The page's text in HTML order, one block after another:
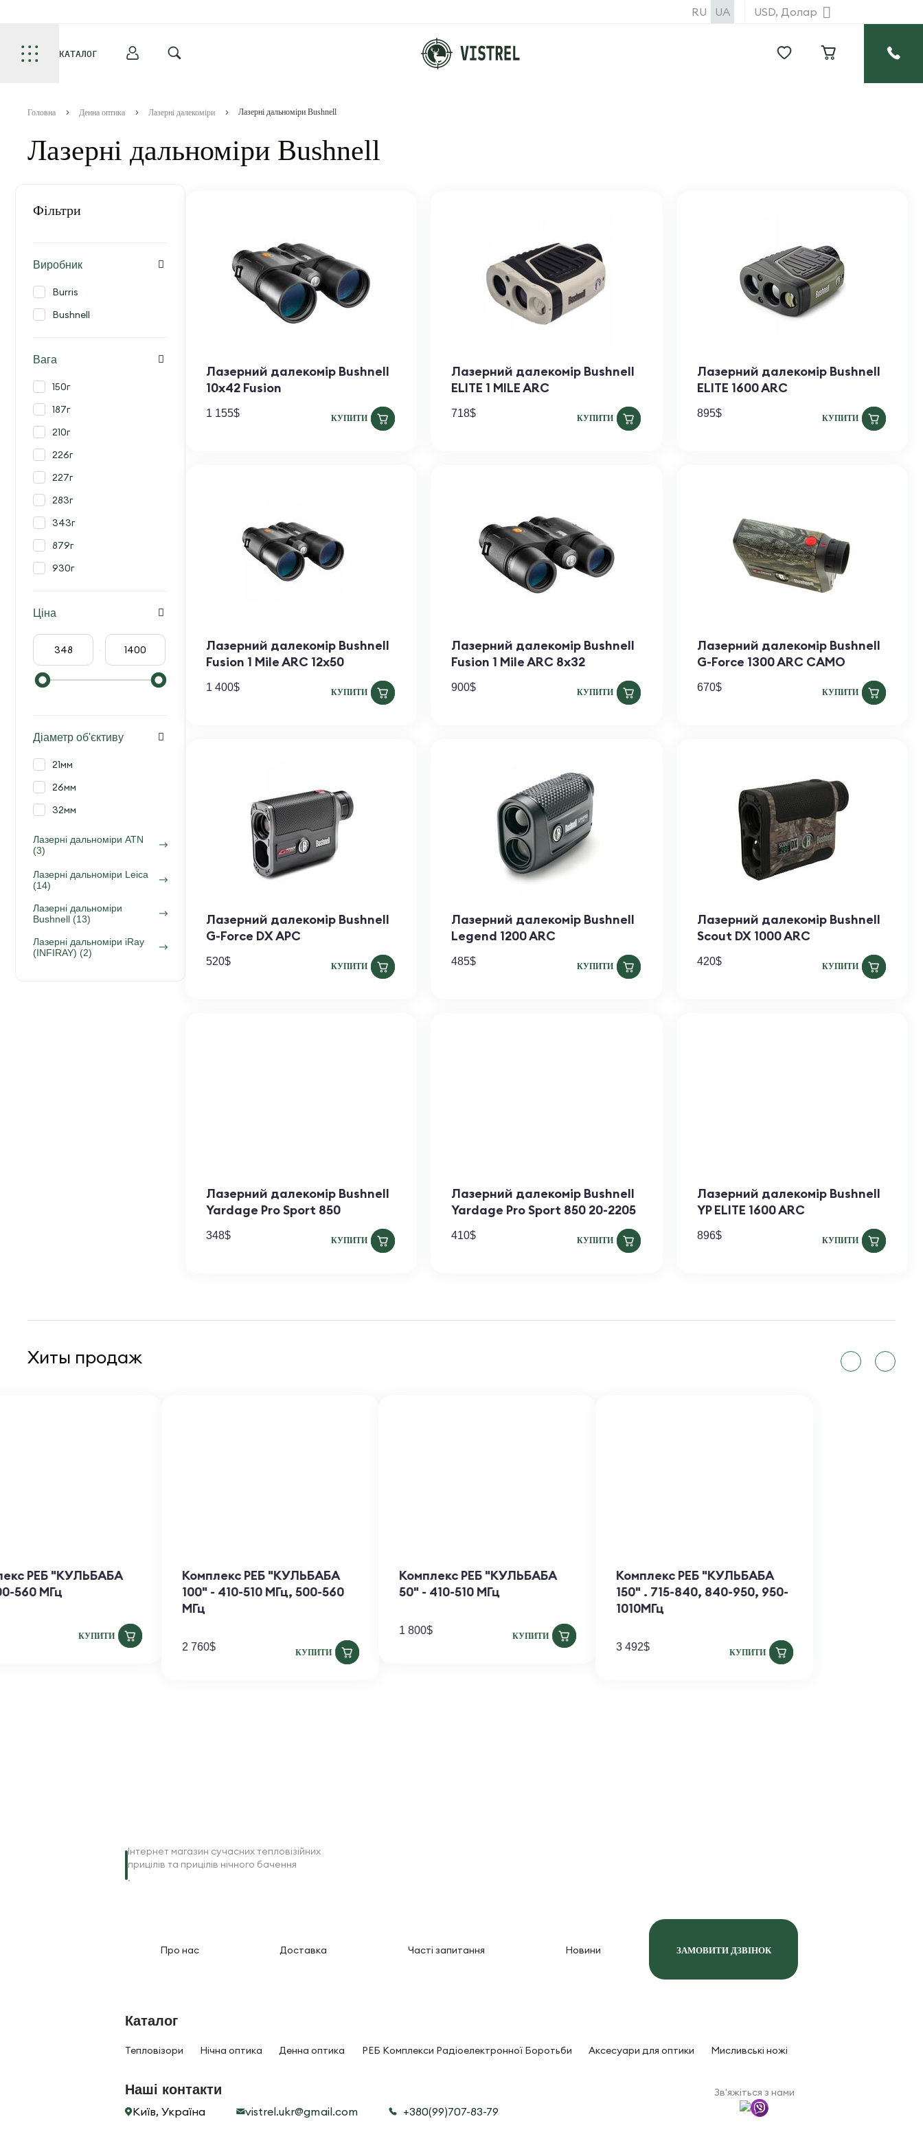
USD, Долар
RU UA
КАТАЛОГ
Головна Денна оптика Лазерні далекоміри Лазерні дальноміри Bushnell
Лазерні дальноміри Bushnell
Лазерний далекомір Bushnell
10х42 Fusion
1 155$ КУПИТИ
Лазерний далекомір Bushnell
ELITE 1 MILE ARC
718$ КУПИТИ
Лазерний далекомір Bushnell
ELITE 1600 ARC
895$ КУПИТИ
Лазерний далекомір Bushnell
Fusion 1 Mile ARC 12x50
1 400$ КУПИТИ
Лазерний далекомір Bushnell
Fusion 1 Mile ARC 8x32
900$ КУПИТИ
Лазерний далекомір Bushnell
G-Force 1300 ARC САМО
670$ КУПИТИ
Лазерний далекомір Bushnell
G-Force DХ АРС
520$ КУПИТИ
Лазерний далекомір Bushnell
Legend 1200 ARC
485$ КУПИТИ
Лазерний далекомір Bushnell
Scout DX 1000 ARC
420$ КУПИТИ
Лазерний далекомір Bushnell
Yardage Pro Sport 850
348$ КУПИТИ
Лазерний далекомір Bushnell
Yardage Pro Sport 850 20-2205
410$ КУПИТИ
Лазерний далекомір Bushnell
YP ELITE 1600 ARC
896$ КУПИТИ
Фільтри
Виробник
Burris
Bushnell
Вага
150г
187г
210г
226г
227г
283г
343г
879г
930г
Ціна
Діаметр об'єктиву
21мм
26мм
32мм
Лазерні дальноміри ATN
(3)
Лазерні дальноміри Leica
(14)
Лазерні дальноміри
Bushnell (13)
Лазерні дальноміри iRay
(INFIRAY) (2)
Хиты продаж
Комплекс РЕБ "КУЛЬБАБА
50" 500-560 МГц
1 800$
Комплекс РЕБ "КУЛЬБАБА
100" - 410-510 МГц, 500-560
2 760$
Комплекс РЕБ "КУЛЬБАБА
50" - 410-510 МГц
1 800$
Комплекс РЕБ "КУЛЬБАБА
150" . 715-840, 840-950, 950-
3 492$
Інтернет магазин сучасних тепловізійних
прицілів та прицілів нічного бачення
.
Про нас Доставка Часті запитання Новини ЗАМОВИТИ ДЗВІНОК
Каталог
Тепловізори Нічна оптика Денна оптика РЕБ Комплекси Радіоелектронної Боротьби Аксесуари для оптики Мисливські ножі
Наші контакти
Київ, Україна vistrel.ukr@gmail.com +380(99)707-83-79
Зв'яжіться з нами